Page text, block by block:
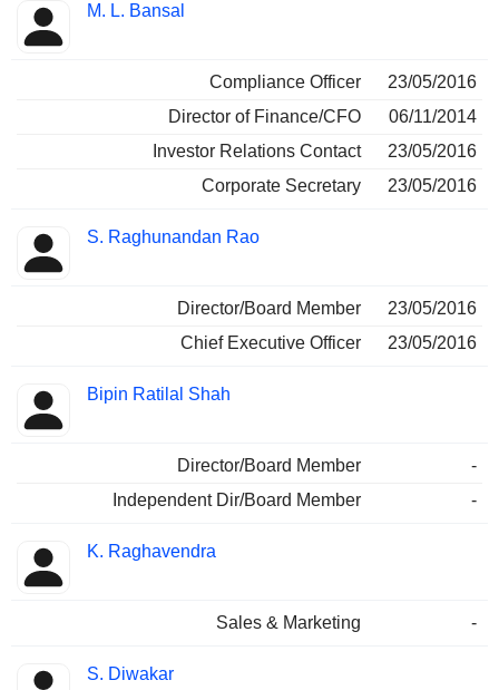
M. L. Bansal
Compliance Officer
23/05/2016
Director of Finance/CFO
06/11/2014
Investor Relations Contact
23/05/2016
Corporate Secretary
23/05/2016
S. Raghunandan Rao
Director/Board Member
23/05/2016
Chief Executive Officer
23/05/2016
Bipin Ratilal Shah
Director/Board Member
-
Independent Dir/Board Member
-
K. Raghavendra
Sales & Marketing -
S. Diwakar